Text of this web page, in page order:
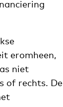
eromheen,
niet
of rechts. De